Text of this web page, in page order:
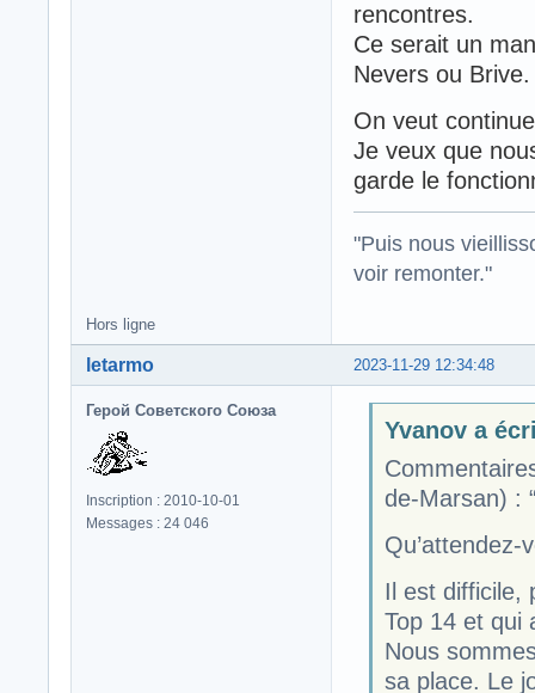
rencontres.
Ce serait un
Nevers ou Brive.
On veut
Je veux que
garde le
"Puis nous
voir remonter."
Hors ligne
2023-11-29 12:34:48
letarmo
Герой Советского Союза
Inscription : 2010-10-01
Messages : 24 046
Yvanov a
de-Marsan) :
Il est difficile,
Top 14 et qui
Nous
sa place. Le